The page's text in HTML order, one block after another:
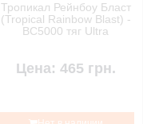
Тропикал Рейнбоу Бласт
(Tropical Rainbow Blast) -
BC5000 тяг Ultra
Цена: 465 грн.